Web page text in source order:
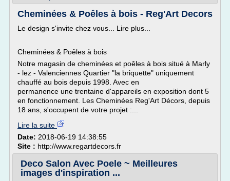
Cheminées & Poêles à bois - Reg'Art Decors
Le design s'invite chez vous... Lire plus...
Cheminées & Poêles à bois
Notre magasin de cheminées et poêles à bois situé à Marly
- lez - Valenciennes Quartier "la briquette" uniquement
chauffé au bois depuis 1998. Avec en
permanence une trentaine d'appareils en exposition dont 5
en fonctionnement. Les Cheminées Reg'Art Décors, depuis
18 ans, s'occupent de votre projet :...
Lire la suite
Date: 2018-06-19 14:38:55
Site : http://www.regartdecors.fr
Deco Salon Avec Poele ~ Meilleures
images d'inspiration ...